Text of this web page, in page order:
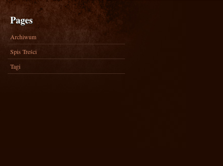
Pages
Archiwum
Spis Treści
Tagi